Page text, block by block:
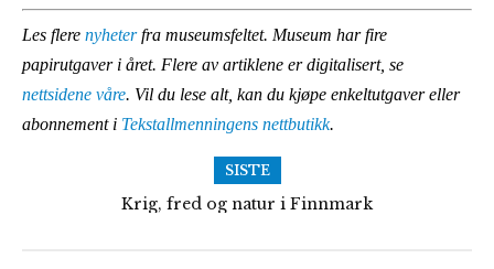
Les flere nyheterfra museumsfeltet. Museum har fire
papirutgaver i året. Flere av artiklene er digitalisert, se
nettsidene våre. Vil du lese alt, kan du kjøpe enkeltutgaver eller
abonnement i Tekstallmenningens nettbutikk.
SISTE
Krig, fred og natur i Finnmark
Følg med på Frolands Verk